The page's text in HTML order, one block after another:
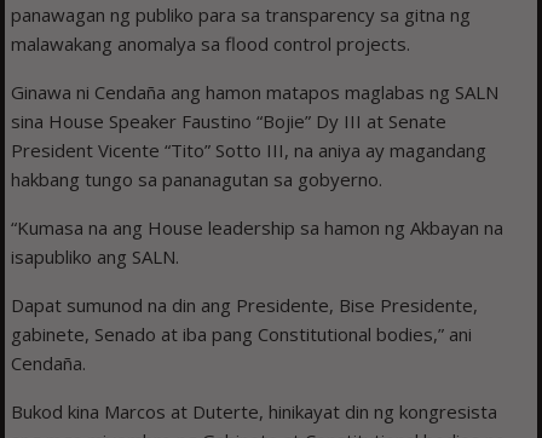
panawagan ng publiko para sa transparency sa gitna ng
malawakang anomalya sa flood control projects.
Ginawa ni Cendaña ang hamon matapos maglabas ng SALN
sina House Speaker Faustino “Bojie” Dy III at Senate
President Vicente “Tito” Sotto III, na aniya ay magandang
hakbang tungo sa pananagutan sa gobyerno.
“Kumasa na ang House leadership sa hamon ng Akbayan na
isapubliko ang SALN.
Dapat sumunod na din ang Presidente, Bise Presidente,
gabinete, Senado at iba pang Constitutional bodies,” ani
Cendaña.
Bukod kina Marcos at Duterte, hinikayat din ng kongresista